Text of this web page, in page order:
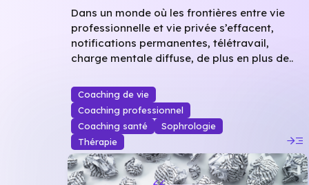
Dans un monde où les frontières entre vie
professionnelle et vie privée s’effacent,
notifications permanentes, télétravail,
charge mentale diffuse, de plus en plus de..
Coaching de vie
Coaching professionnel
Coaching santé
Sophrologie
Thérapie
read_more